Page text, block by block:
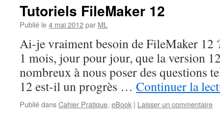
Tutoriels FileMaker 12
Publié le4 mai 2012par ML
Ai-je vraiment besoin de FileMaker 12
1 mois, jour pour jour, que la version
nombreux à nous poser des questions
12 est-il un progrès … Continuer la
Publié dansCahier Pratique, eBook | Laisser un commentaire